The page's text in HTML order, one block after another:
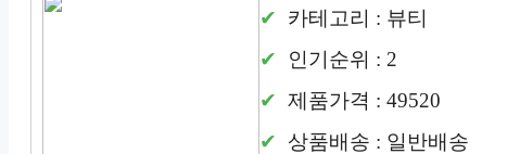
카테고리 : 뷰티
인기순위 : 2
제품가격 : 49520
상품배송 : 일반배송